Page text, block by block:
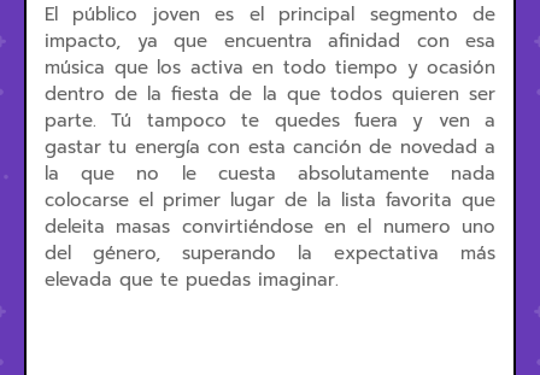
El público joven es el principal segmento de
impacto, ya que encuentra afinidad con esa
música que los activa en todo tiempo y ocasión
dentro de la fiesta de la que todos quieren ser
parte. Tú tampoco te quedes fuera y ven a
gastar tu energía con esta canción de novedad a
la que no le cuesta absolutamente nada
colocarse el primer lugar de la lista favorita que
deleita masas convirtiéndose en el numero uno
del género, superando la expectativa más
elevada que te puedas imaginar.